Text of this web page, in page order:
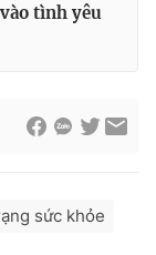
tình yêu
sức khỏe